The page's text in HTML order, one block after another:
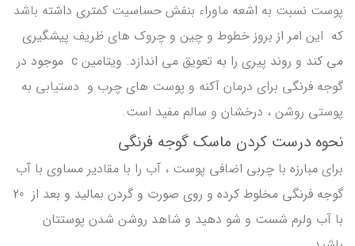
پوست نسبت به اشعه ماوراء بنفش حساسیت کمتری داشته باشد
که این امر از بروز خطوط و چین و چروک های ظریف پیشگیری
می کند و روند پیری را به تعویق می اندازد. ویتامین c موجود در
گوجه فرنگی برای درمان آکنه و پوست های چرب و دستیابی به
پوستی روشن ، درخشان و سالم مفید است.
نحوه درست کردن ماسک گوجه فرنگی
برای مبارزه با چربی اضافی پوست ، آب را با مقادیر مساوی با آب
گوجه فرنگی مخلوط کرده و روی صورت و گردن بمالید و بعد از 20
با آب ولرم شست و شو دهید و شاهد روشن شدن پوستتان